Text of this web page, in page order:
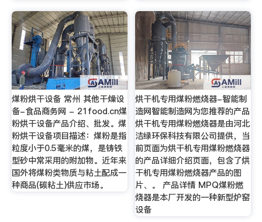
煤粉烘干设备 常州 其他干燥设
备-食品商务网 - 21food.cn煤
粉烘干设备产品介绍、批发。煤
粉烘干设备项目描述：煤粉是指
粒度小于0.5毫米的煤，是铸铁
型砂中常采用的附加物。近年来
国外将煤粉类物质与粘土配成一
种商品(碳粘土)供应市场。
烘干机专用煤粉燃烧器-智能制
造网智能制造网为您推荐的产品
烘干机专用煤粉燃烧器是由河北
洁绿环保科技有限公司提供，当
前页面为烘干机专用煤粉燃烧器
的产品详细介绍页面，包含了烘
干机专用煤粉燃烧器产品的图
片、。 产品详情 MPQ煤粉燃
烧器是本厂开发的一种新型炉窑
设备